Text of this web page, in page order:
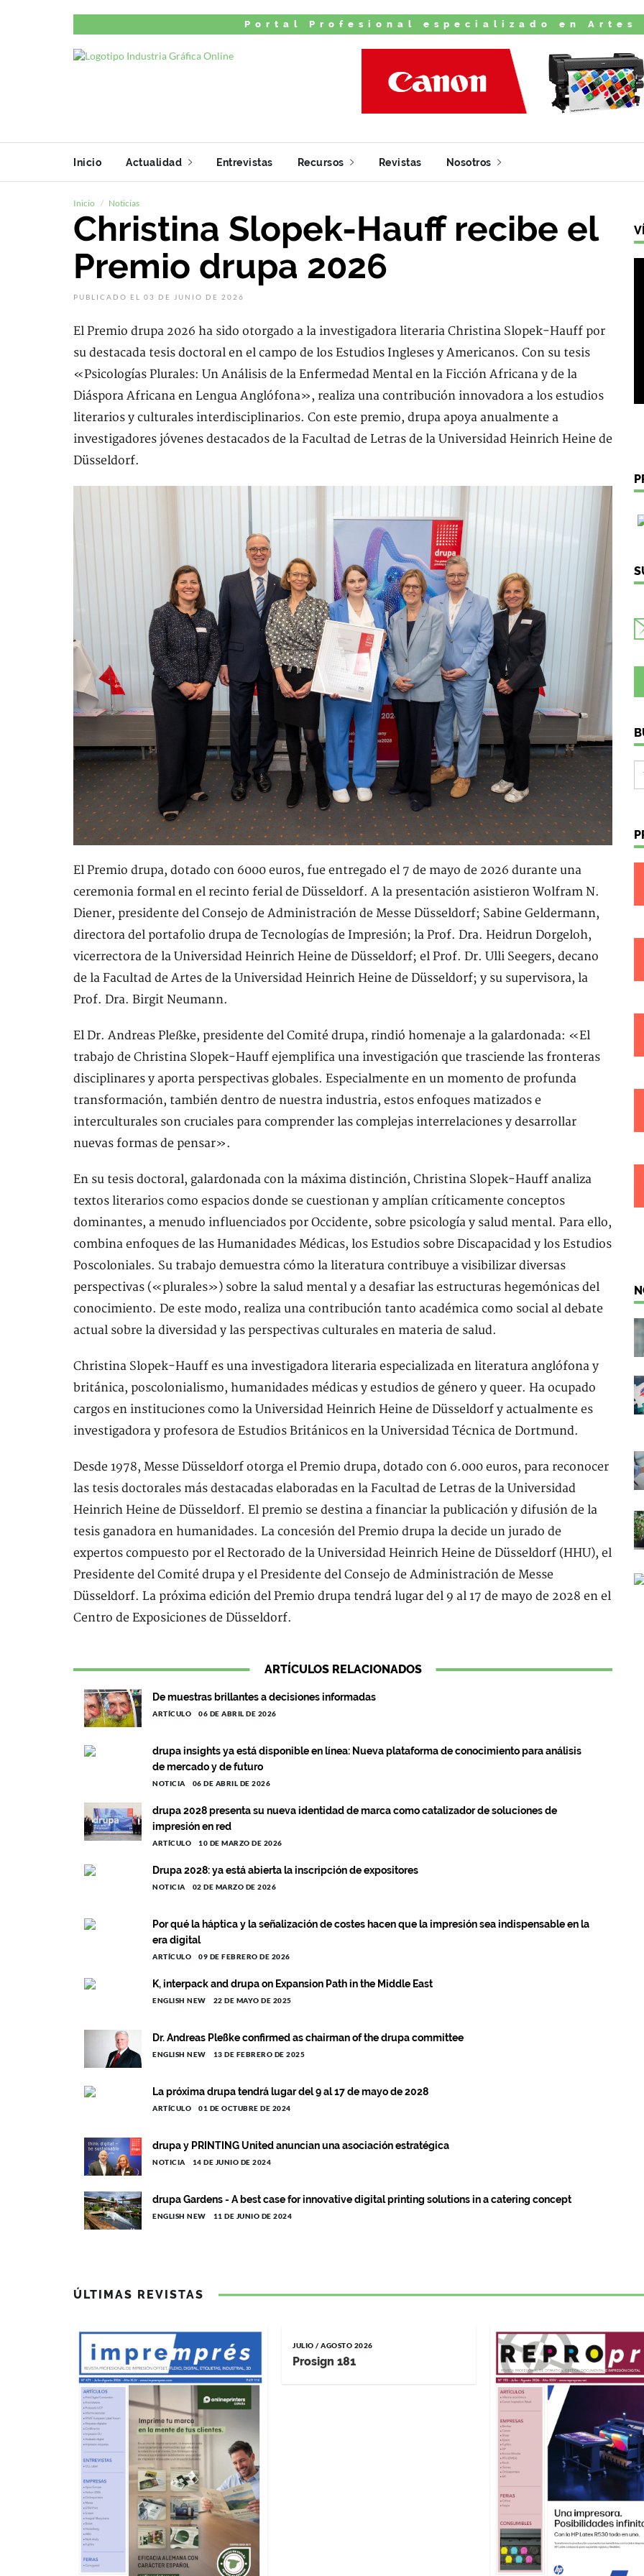
Portal Profesional especializado en Artes
Inicio Actualidad Entrevistas Recursos Revistas Nosotros
Inicio Noticias
Christina Slopek-Hauff recibe el
Premio drupa 2026
PUBLICADO EL 03 DE JUNIO DE 2026
El Premio drupa 2026 ha sido otorgado a la investigadora literaria Christina Slopek-Hauff por
su destacada tesis doctoral en el campo de los Estudios Ingleses y Americanos. Con su tesis
«Psicologías Plurales: Un Análisis de la Enfermedad Mental en la Ficción Africana y de la
Diáspora Africana en Lengua Anglófona», realiza una contribución innovadora a los estudios
literarios y culturales interdisciplinarios. Con este premio, drupa apoya anualmente a
investigadores jóvenes destacados de la Facultad de Letras de la Universidad Heinrich Heine de
Düsseldorf.
El Premio drupa, dotado con 6000 euros, fue entregado el 7 de mayo de 2026 durante una
ceremonia formal en el recinto ferial de Düsseldorf. A la presentación asistieron Wolfram N.
Diener, presidente del Consejo de Administración de Messe Düsseldorf; Sabine Geldermann,
directora del portafolio drupa de Tecnologías de Impresión; la Prof. Dra. Heidrun Dorgeloh,
vicerrectora de la Universidad Heinrich Heine de Düsseldorf; el Prof. Dr. Ulli Seegers, decano
de la Facultad de Artes de la Universidad Heinrich Heine de Düsseldorf; y su supervisora, la
Prof. Dra. Birgit Neumann.
El Dr. Andreas Pleßke, presidente del Comité drupa, rindió homenaje a la galardonada: «El
trabajo de Christina Slopek-Hauff ejemplifica una investigación que trasciende las fronteras
disciplinares y aporta perspectivas globales. Especialmente en un momento de profunda
transformación, también dentro de nuestra industria, estos enfoques matizados e
interculturales son cruciales para comprender las complejas interrelaciones y desarrollar
nuevas formas de pensar».
En su tesis doctoral, galardonada con la máxima distinción, Christina Slopek-Hauff analiza
textos literarios como espacios donde se cuestionan y amplían críticamente conceptos
dominantes, a menudo influenciados por Occidente, sobre psicología y salud mental. Para ello,
combina enfoques de las Humanidades Médicas, los Estudios sobre Discapacidad y los Estudios
Poscoloniales. Su trabajo demuestra cómo la literatura contribuye a visibilizar diversas
perspectivas («plurales») sobre la salud mental y a desafiar las estructuras hegemónicas del
conocimiento. De este modo, realiza una contribución tanto académica como social al debate
actual sobre la diversidad y las perspectivas culturales en materia de salud.
Christina Slopek-Hauff es una investigadora literaria especializada en literatura anglófona y
británica, poscolonialismo, humanidades médicas y estudios de género y queer. Ha ocupado
cargos en instituciones como la Universidad Heinrich Heine de Düsseldorf y actualmente es
investigadora y profesora de Estudios Británicos en la Universidad Técnica de Dortmund.
Desde 1978, Messe Düsseldorf otorga el Premio drupa, dotado con 6.000 euros, para reconocer
las tesis doctorales más destacadas elaboradas en la Facultad de Letras de la Universidad
Heinrich Heine de Düsseldorf. El premio se destina a financiar la publicación y difusión de la
tesis ganadora en humanidades. La concesión del Premio drupa la decide un jurado de
expertos compuesto por el Rectorado de la Universidad Heinrich Heine de Düsseldorf (HHU), el
Presidente del Comité drupa y el Presidente del Consejo de Administración de Messe
Düsseldorf. La próxima edición del Premio drupa tendrá lugar del 9 al 17 de mayo de 2028 en el
Centro de Exposiciones de Düsseldorf.
ARTÍCULOS RELACIONADOS
De muestras brillantes a decisiones informadas
ARTÍCULO 06 DE ABRIL DE 2026
drupa insights ya está disponible en línea: Nueva plataforma de conocimiento para análisis
de mercado y de futuro
NOTICIA 06 DE ABRIL DE 2026
drupa 2028 presenta su nueva identidad de marca como catalizador de soluciones de
impresión en red
ARTÍCULO 10 DE MARZO DE 2026
Drupa 2028: ya está abierta la inscripción de expositores
NOTICIA 02 DE MARZO DE 2026
Por qué la háptica y la señalización de costes hacen que la impresión sea indispensable en la
era digital
ARTÍCULO 09 DE FEBRERO DE 2026
K, interpack and drupa on Expansion Path in the Middle East
ENGLISH NEW 22 DE MAYO DE 2025
Dr. Andreas Pleßke confirmed as chairman of the drupa committee
ENGLISH NEW 13 DE FEBRERO DE 2025
La próxima drupa tendrá lugar del 9 al 17 de mayo de 2028
ARTÍCULO 01 DE OCTUBRE DE 2024
drupa y PRINTING United anuncian una asociación estratégica
NOTICIA 14 DE JUNIO DE 2024
drupa Gardens - A best case for innovative digital printing solutions in a catering concept
ENGLISH NEW 11 DE JUNIO DE 2024
ÚLTIMAS REVISTAS
JULIO / AGOSTO 2026
Prosign 181